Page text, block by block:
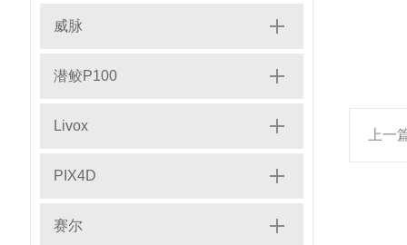
威脉
潜鲛P100
Livox
PIX4D
赛尔
上一